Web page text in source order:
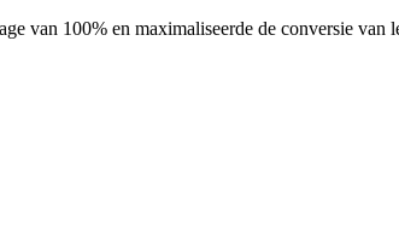
van 100% en maximaliseerde de conversie van